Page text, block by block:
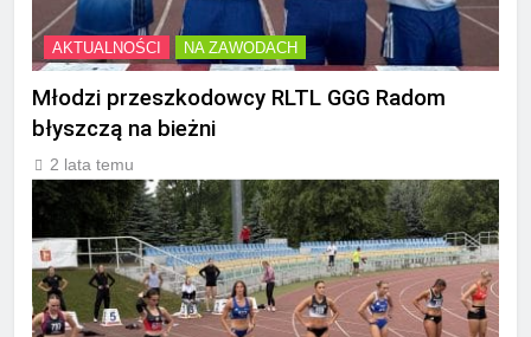
AKTUALNOŚCI NA ZAWODACH
Młodzi przeszkodowcy RLTL GGG Radom
błyszczą na bieżni
2 lata temu